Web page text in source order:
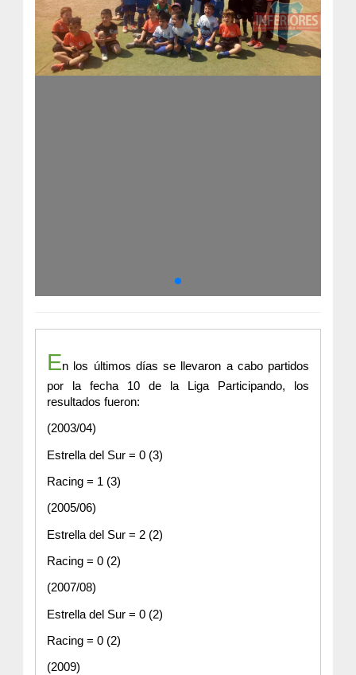
En los últimos días se llevaron a cabo partidos
por la fecha 10 de la Liga Participando, los
resultados fueron:
(2003/04)
Estrella del Sur = 0 (3)
Racing = 1 (3)
(2005/06)
Estrella del Sur = 2 (2)
Racing = 0 (2)
(2007/08)
Estrella del Sur = 0 (2)
Racing = 0 (2)
(2009)